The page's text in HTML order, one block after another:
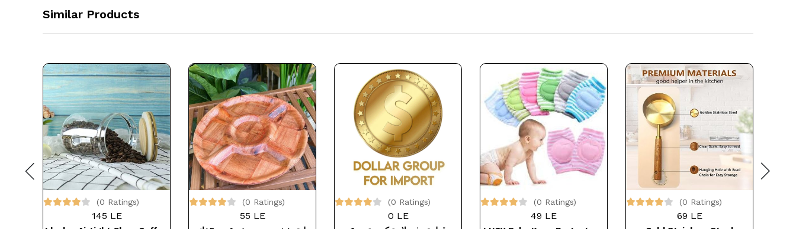
Similar Products
(0 Ratings)
145 LE
(0 Ratings)
55 LE
(0 Ratings)
0 LE
(0 Ratings)
49 LE
(0 Ratings)
69 LE